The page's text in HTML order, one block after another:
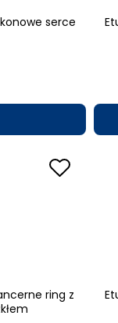
serce
ring z